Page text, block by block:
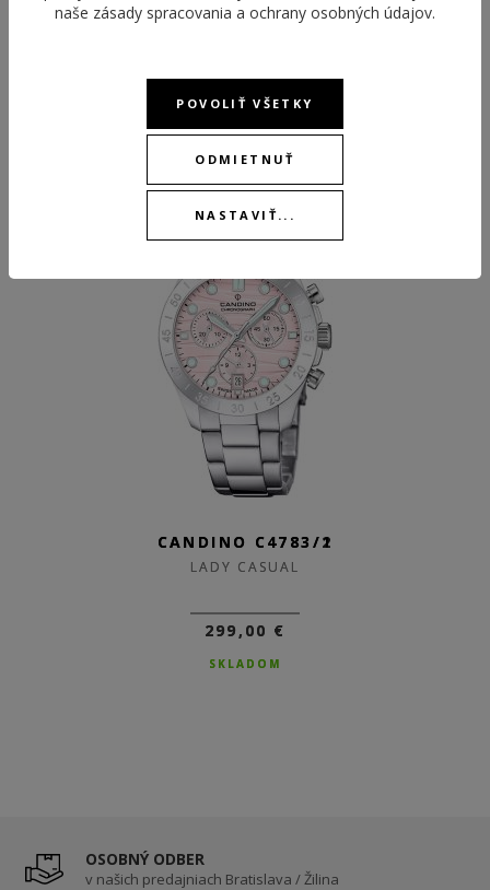
ODPORÚČANÉ PRODUKTY
CANDINO C4783/2
LADY CASUAL
299,00 €
SKLADOM
CANDINO C4783/1
LADY CASUAL
299,00 €
SKLADOM
OSOBNÝ ODBER
v našich predajniach Bratislava / Žilina
naše zásady spracovania a ochrany osobných údajov.
POVOLIŤ VŠETKY
ODMIETNUŤ
NASTAVIŤ...